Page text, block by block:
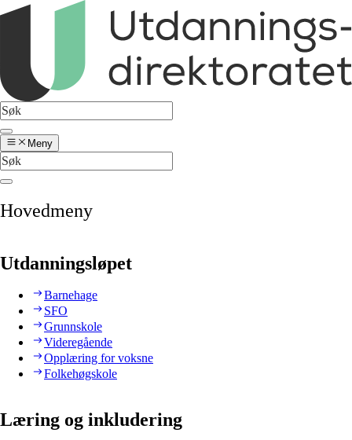
Meny
Hovedmeny
Utdanningsløpet
Barnehage
SFO
Grunnskole
Videregående
Opplæring for voksne
Folkehøgskole
Læring og inkludering